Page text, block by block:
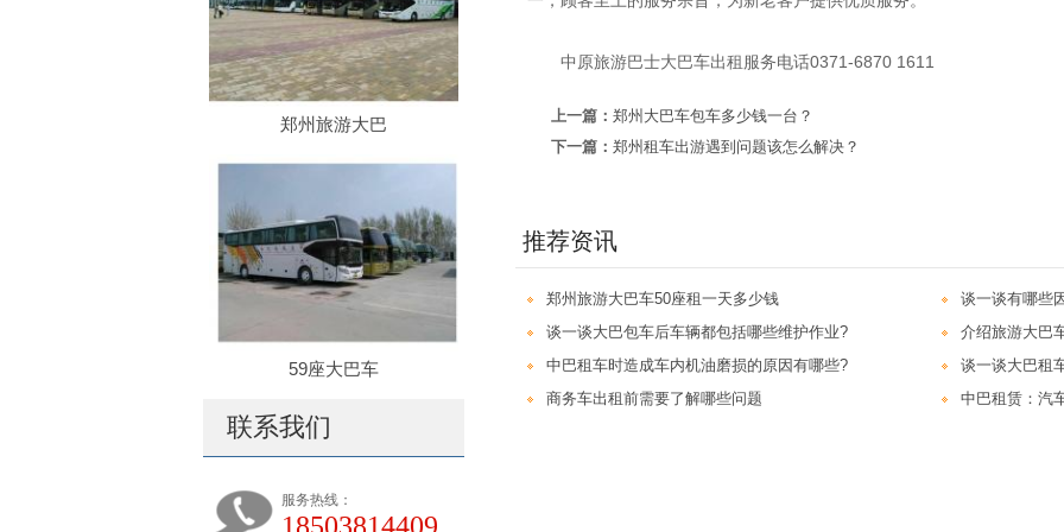
郑州旅游大巴
59座大巴车
联系我们
服务热线：
中原旅游巴士大巴车出租服务电话0371-6870 1611
上一篇： 郑州大巴车包车多少钱一台？
下一篇： 郑州租车出游遇到问题该怎么解决？
推荐资讯
郑州旅游大巴车50座租一天多少钱
谈一谈有哪些
谈一谈大巴包车后车辆都包括哪些维护作业?
介绍旅游大巴
中巴租车时造成车内机油磨损的原因有哪些?
谈一谈大巴租
商务车出租前需要了解哪些问题
中巴租赁：汽